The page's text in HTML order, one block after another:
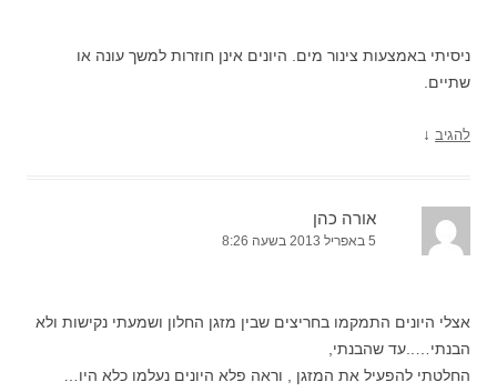
ניסיתי באמצעות צינור מים. היונים אינן חוזרות למשך עונה או
שתיים.
להגיב ↓
אורה כהן
5 באפריל 2013 בשעה 8:26
אצלי היונים התמקמו בחריצים שבין מזגן החלון ושמעתי נקישות ולא
הבנתי…..עד שהבנתי,
החלטתי להפעיל את המזגן , וראה פלא היונים נעלמו כלא היו…